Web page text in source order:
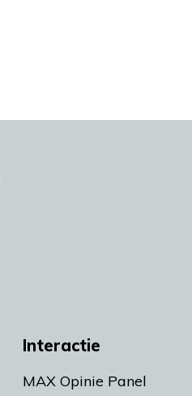
Interactie
MAX Opinie Panel